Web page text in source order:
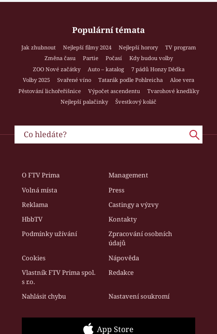
Populární témata
Jak zhubnout Nejlepší filmy 2024 Nejlepší horory
TV program
Změna času
Partie Počasí
Kdy budou volby
ZOO Nové začátky
Auto – katalog
7 pádů Honzy Dědka
Volby 2025
Svařené víno Tatarák podle Pohlreicha
Aloe vera
Pěstování lichořeřišnice
Výpočet ascendentu
Tvarohové knedlíky
Nejlepší palačinky
Švestkový koláč
O FTV Prima
Management
Volná místa
Press
Reklama
Castingy a výzvy
HbbTV
Kontakty
Podmínky užívání
Zpracování osobních
údajů
Cookies
Nápověda
Vlastník FTV Prima spol.
s r.o.
Redakce
Nahlásit chybu Nastavení soukromí
App Store